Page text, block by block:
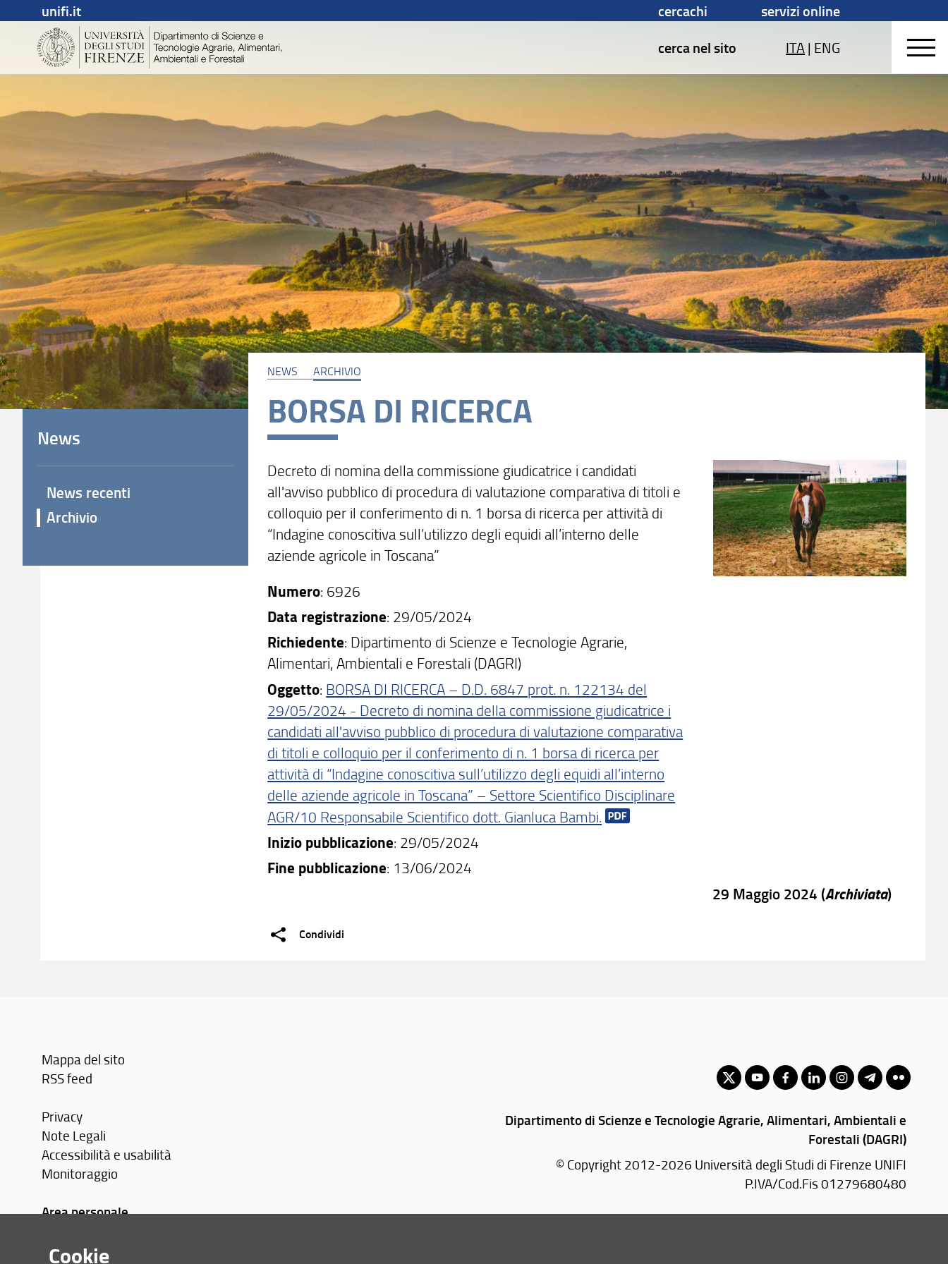
unifi.it cercachi
servizi online
cerca nel sito
ITA| ENG
NEWS ARCHIVIO
BORSA DI RICERCA
Decreto di nomina della commissione giudicatrice i candidati
all'avviso pubblico di procedura di valutazione comparativa di titoli e
colloquio per il conferimento di n. 1 borsa di ricerca per attività di
“Indagine conoscitiva sull’utilizzo degli equidi all’interno delle
aziende agricole in Toscana”
Numero: 6926
Data registrazione: 29/05/2024
Richiedente: Dipartimento di Scienze e Tecnologie Agrarie,
Alimentari, Ambientali e Forestali (DAGRI)
Oggetto: BORSA DI RICERCA – D.D. 6847 prot. n. 122134 del
29/05/2024 - Decreto di nomina della commissione giudicatrice i
candidati all'avviso pubblico di procedura di valutazione comparativa
di titoli e colloquio per il conferimento di n. 1 borsa di ricerca per
attività di “Indagine conoscitiva sull’utilizzo degli equidi all’interno
delle aziende agricole in Toscana” – Settore Scientifico Disciplinare
AGR/10 Responsabile Scientifico dott. Gianluca Bambi.
Inizio pubblicazione: 29/05/2024
Fine pubblicazione: 13/06/2024
29 Maggio 2024 (Archiviata)
Condividi
News
News recenti
Archivio
Mappa del sito
RSS feed
Privacy
Note Legali
Accessibilità e usabilità
Monitoraggio
Area personale
Dipartimento di Scienze e Tecnologie Agrarie, Alimentari, Ambientali e
Forestali (DAGRI)
© Copyright 2012-2026 Università degli Studi di Firenze UNIFI
P.IVA/Cod.Fis 01279680480
Cookie